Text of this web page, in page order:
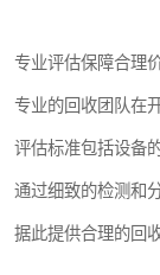
专业评估保障合理
专业的回收团队在
评估标准包括设备
通过细致的检测和
据此提供合理的回